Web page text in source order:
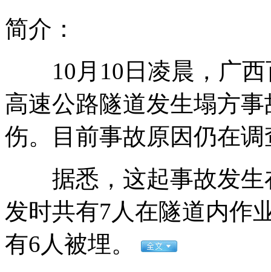
60岁以上人群老年期痴呆患病率4.2%
不可思议的小狗竞赛
地铁现"王鹏你妹"管理人称是误操作
简介：
10月10日凌晨，广西
高速公路隧道发生塌方
伤。目前事故原因仍在
据悉，这起事故发生
发时共有7人在隧道内作
有6人被埋。